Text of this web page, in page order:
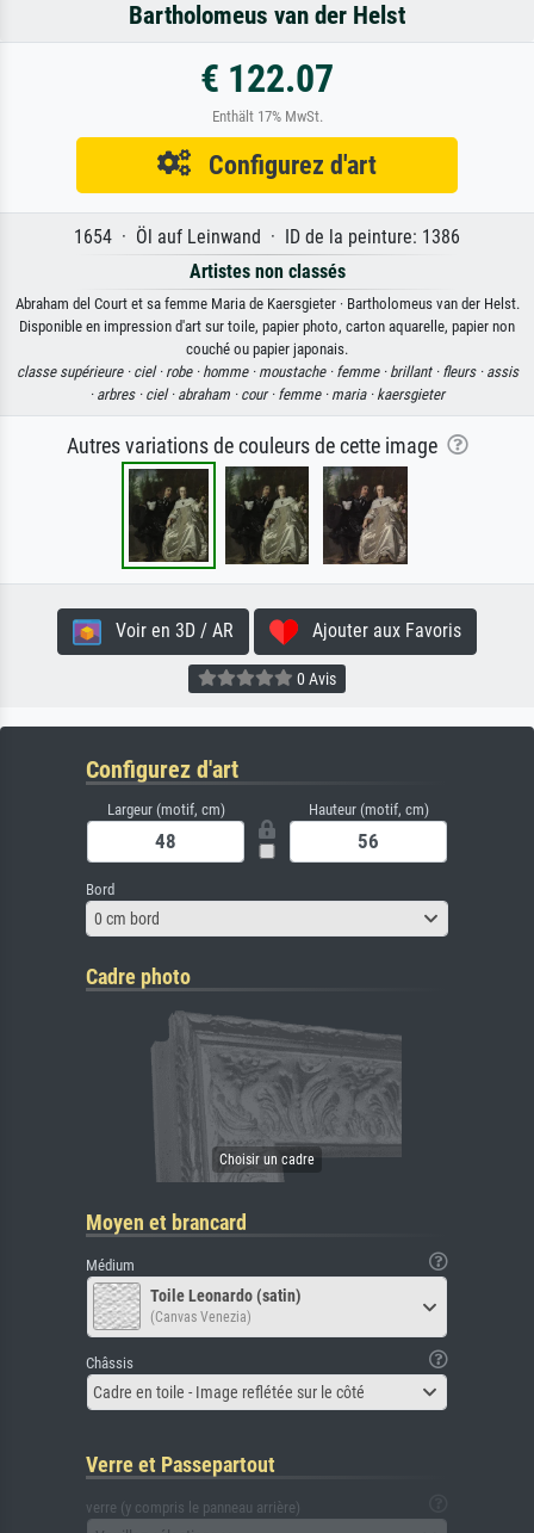
Bartholomeus van der Helst
€ 122.07
Enthält 17% MwSt.
Configurez d'art
1654 · Öl auf Leinwand · ID de la peinture: 1386
Artistes non classés
Abraham del Court et sa femme Maria de Kaersgieter · Bartholomeus van der Helst.
Disponible en impression d'art sur toile, papier photo, carton aquarelle, papier non
couché ou papier japonais.
classe supérieure · ciel · robe · homme · moustache · femme · brillant · fleurs · assis
· arbres · ciel · abraham · cour · femme · maria · kaersgieter
Autres variations de couleurs de cette image
Voir en 3D / AR Ajouter aux Favoris
0 Avis
Configurez d'art
Largeur (motif, cm) Hauteur (motif, cm)
Bord
0 cm bord
Cadre photo
Moyen et brancard
Médium
Toile Leonardo (satin)
(Canvas Venezia)
Châssis
Cadre en toile - Image reflétée sur le côté
Verre et Passepartout
verre (y compris le panneau arrière)